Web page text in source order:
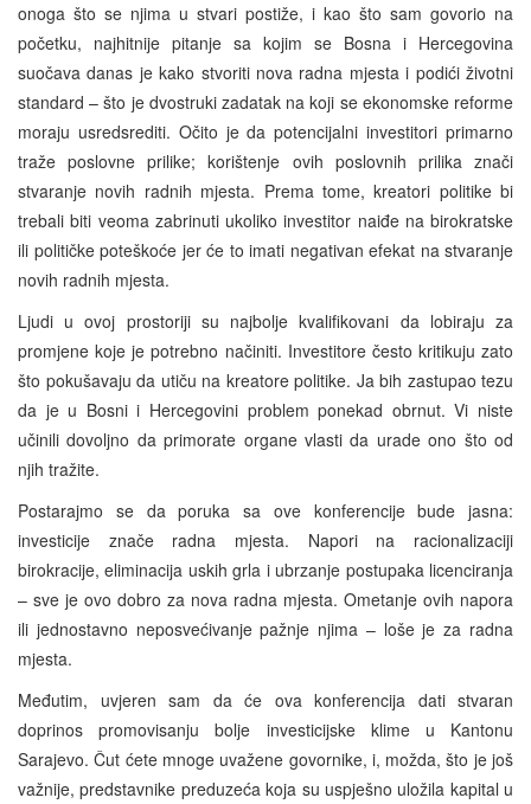
onoga što se njima u stvari postiže, i kao što sam govorio na
početku, najhitnije pitanje sa kojim se Bosna i Hercegovina
suočava danas je kako stvoriti nova radna mjesta i podići životni
standard – što je dvostruki zadatak na koji se ekonomske reforme
moraju usredsrediti. Očito je da potencijalni investitori primarno
traže poslovne prilike; korištenje ovih poslovnih prilika znači
stvaranje novih radnih mjesta. Prema tome, kreatori politike bi
trebali biti veoma zabrinuti ukoliko investitor naiđe na birokratske
ili političke poteškoće jer će to imati negativan efekat na stvaranje
novih radnih mjesta.
Ljudi u ovoj prostoriji su najbolje kvalifikovani da lobiraju za
promjene koje je potrebno načiniti. Investitore često kritikuju zato
što pokušavaju da utiču na kreatore politike. Ja bih zastupao tezu
da je u Bosni i Hercegovini problem ponekad obrnut. Vi niste
učinili dovoljno da primorate organe vlasti da urade ono što od
njih tražite.
Postarajmo se da poruka sa ove konferencije bude jasna:
investicije znače radna mjesta. Napori na racionalizaciji
birokracije, eliminacija uskih grla i ubrzanje postupaka licenciranja
– sve je ovo dobro za nova radna mjesta. Ometanje ovih napora
ili jednostavno neposvećivanje pažnje njima – loše je za radna
mjesta.
Međutim, uvjeren sam da će ova konferencija dati stvaran
doprinos promovisanju bolje investicijske klime u Kantonu
Sarajevo. Čut ćete mnoge uvažene govornike, i, možda, što je još
važnije, predstavnike preduzeća koja su uspješno uložila kapital u